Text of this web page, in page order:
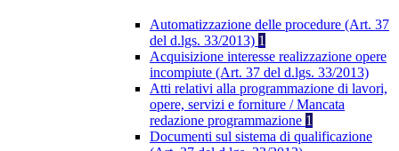
Automatizzazione delle procedure (Art. 37
del d.lgs. 33/2013) 1
Acquisizione interesse realizzazione opere
incompiute (Art. 37 del d.lgs. 33/2013)
Atti relativi alla programmazione di lavori,
opere, servizi e forniture / Mancata
redazione programmazione 1
Documenti sul sistema di qualificazione